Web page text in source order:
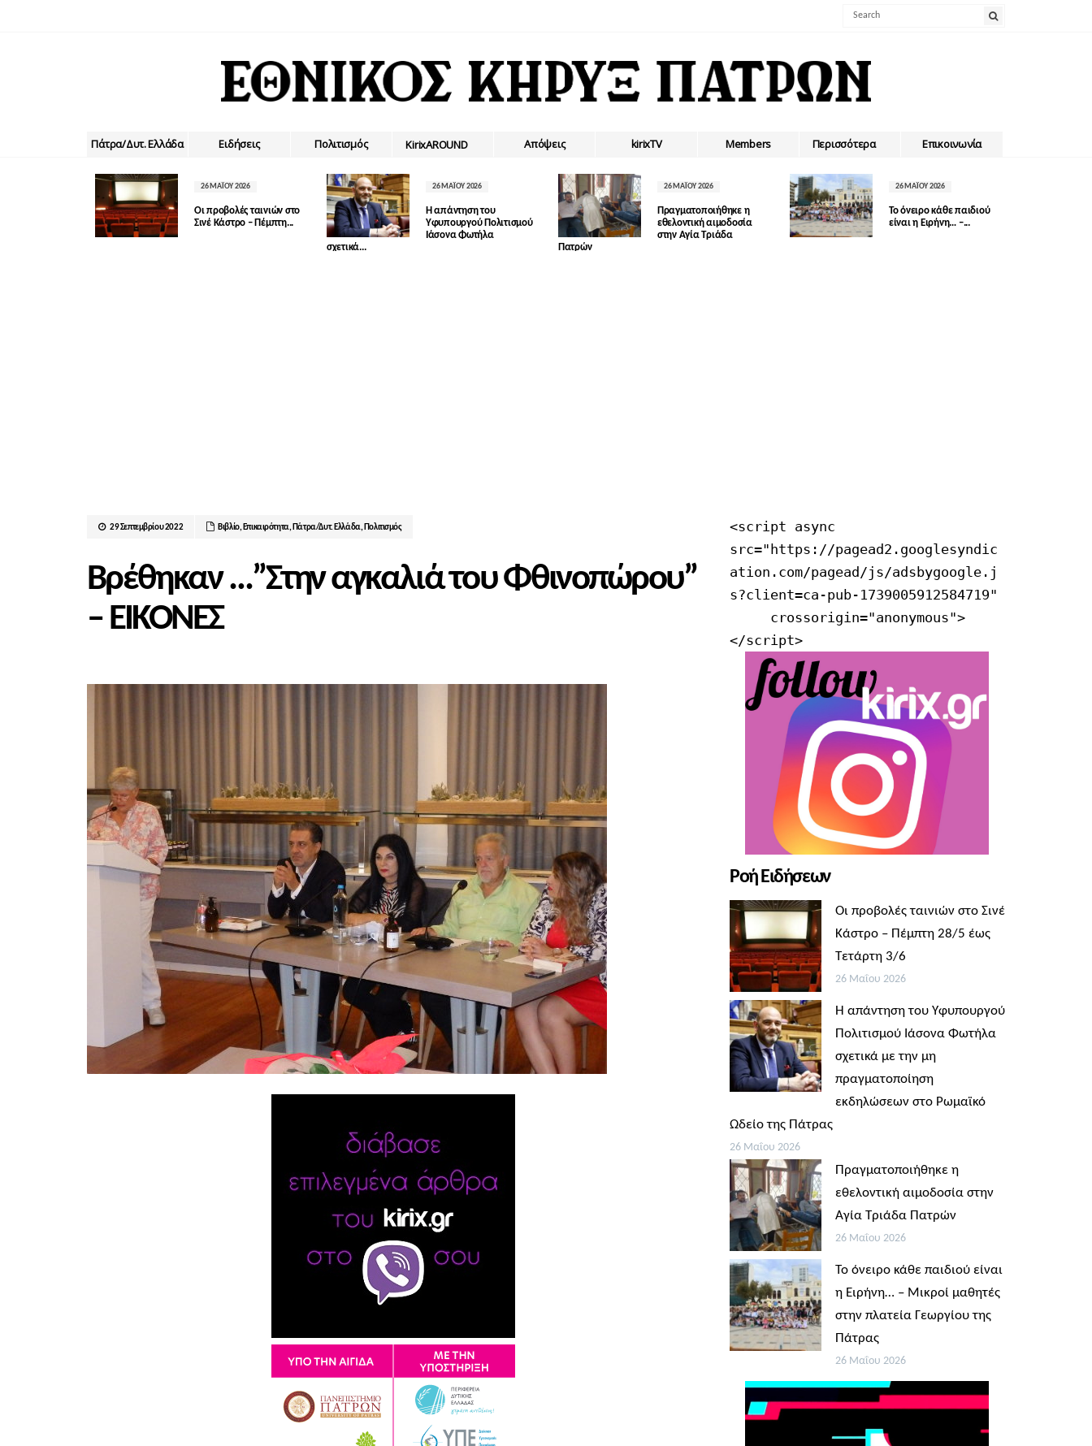
Πάτρα/Δυτ. Ελλάδα Ειδήσεις Πολιτισμός ΚirixAROUND Απόψεις kirixTV Members Περισσότερα Επικοινωνία
26 ΜΑΪ́ΟΥ 2026
Οι προβολές ταινιών στο
Σινέ Κάστρο – Πέμπτη...
26 ΜΑΪ́ΟΥ 2026
Η απάντηση του
Υφυπουργού Πολιτισμού
Ιάσονα Φωτήλα
σχετικά...
26 ΜΑΪ́ΟΥ 2026
Πραγματοποιήθηκε η
εθελοντική αιμοδοσία
στην Αγία Τριάδα
Πατρών
26 ΜΑΪ́ΟΥ 2026
Το όνειρο κάθε παιδιού
είναι η Ειρήνη… –...
29 Σεπτεμβρίου 2022 Βιβλίο,Επικαιρότητα,Πάτρα/Δυτ. Ελλάδα,Πολιτισμός
Βρέθηκαν …”Στην αγκαλιά του Φθινοπώρου”
– ΕΙΚΟΝΕΣ
<script async
src="https://pagead2.googlesyndic
ation.com/pagead/js/adsbygoogle.j
s?client=ca-pub-1739005912584719"
</script>
Ροή Ειδήσεων
Οι προβολές ταινιών στο Σινέ
Κάστρο – Πέμπτη 28/5 έως
Τετάρτη 3/6
26 Μαΐου 2026
Η απάντηση του Υφυπουργού
Πολιτισμού Ιάσονα Φωτήλα
σχετικά με την μη
πραγματοποίηση
εκδηλώσεων στο Ρωμαϊκό
Ωδείο της Πάτρας
26 Μαΐου 2026
Πραγματοποιήθηκε η
εθελοντική αιμοδοσία στην
Αγία Τριάδα Πατρών
26 Μαΐου 2026
Το όνειρο κάθε παιδιού είναι
η Ειρήνη… – Μικροί μαθητές
στην πλατεία Γεωργίου της
Πάτρας
26 Μαΐου 2026